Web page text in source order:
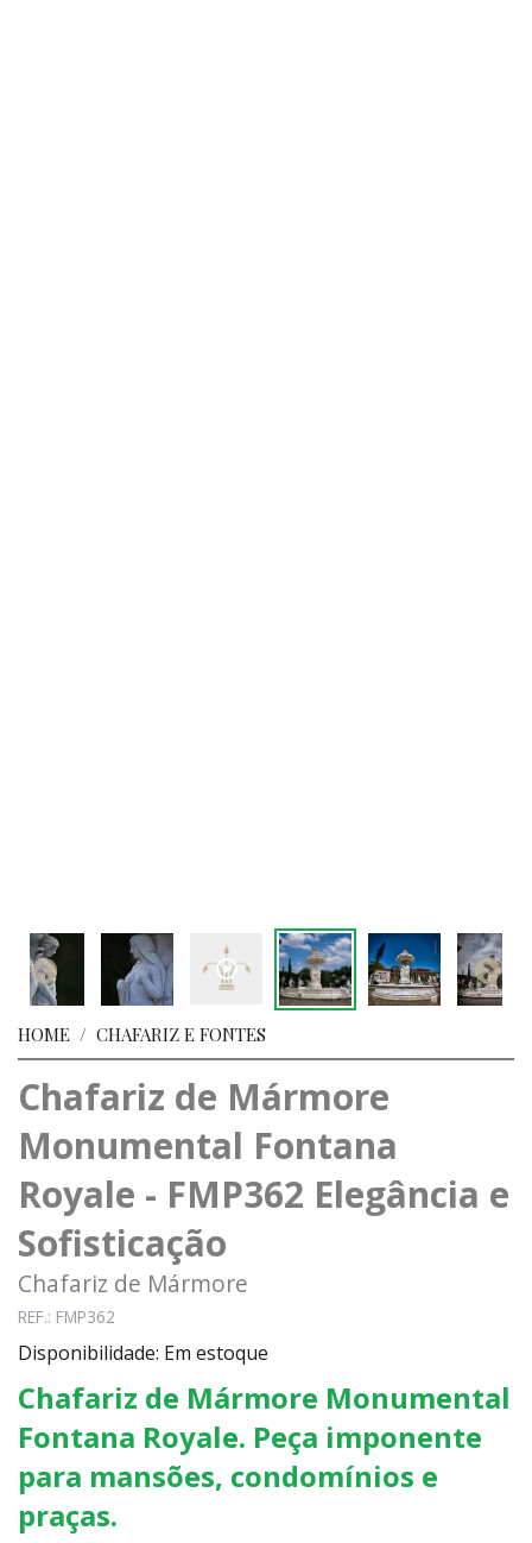
HOME / CHAFARIZ E FONTES
Chafariz de Mármore
Monumental Fontana
Royale - FMP362 Elegância e
Sofisticação
Chafariz de Mármore
REF.: FMP362
Disponibilidade: Em estoque
Chafariz de Mármore Monumental
Fontana Royale. Peça imponente
para mansões, condomínios e
praças.